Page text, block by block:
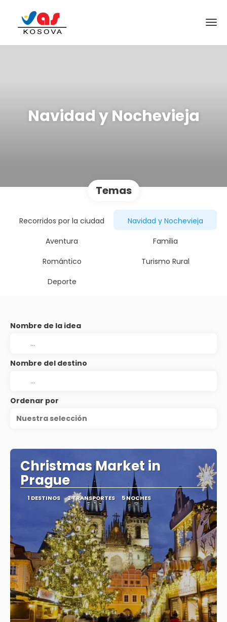
Navidad y Nochevieja
Temas
Recorridos por la ciudad
Navidad y Nochevieja
Aventura
Familia
Romántico
Turismo Rural
Deporte
Nombre de la idea
Nombre del destino
Ordenar por
Nuestra selección
Christmas Market in
Prague
1 DESTINOS 2 TRANSPORTES 5 NOCHES